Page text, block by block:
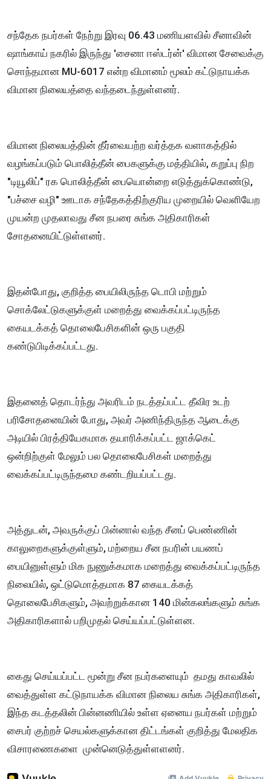
சந்தேக நபர்கள் நேற்று இரவு 06.43 மணியளவில் சீனாவின்
ஷாங்காய் நகரில் இருந்து 'சைனா ஈஸ்டர்ன்' விமான சேவைக்கு
சொந்தமான MU-6017 என்ற விமானம் மூலம் கட்டுநாயக்க
விமான நிலையத்தை வந்தடைந்துள்ளனர்.
விமான நிலையத்தின் தீர்வையற்ற வர்த்தக வளாகத்தில்
வழங்கப்படும் பொலித்தீன் பைகளுக்கு மத்தியில், கறுப்பு நிற
"டியூலிப்" ரக பொலித்தீன் பையொன்றை எடுத்துக்கொண்டு,
"பச்சை வழி" ஊடாக சந்தேகத்திற்குரிய முறையில் வெளியேற
முயன்ற முதலாவது சீன நபரை சுங்க அதிகாரிகள்
சோதனையிட்டுள்ளனர்.
இதன்போது, குறித்த பையிலிருந்த டொபி மற்றும்
சொக்லேட்டுகளுக்குள் மறைத்து வைக்கப்பட்டிருந்த
கையடக்கத் தொலைபேசிகளின் ஒரு பகுதி
கண்டுபிடிக்கப்பட்டது.
இதனைத் தொடர்ந்து அவரிடம் நடத்தப்பட்ட தீவிர உடற்
பரிசோதனையின் போது, அவர் அணிந்திருந்த ஆடைக்கு
அடியில் பிரத்தியேகமாக தயாரிக்கப்பட்ட ஜாக்கெட்
ஒன்றிற்குள் மேலும் பல தொலைபேசிகள் மறைத்து
வைக்கப்பட்டிருந்தமை கண்டறியப்பட்டது.
அத்துடன், அவருக்குப் பின்னால் வந்த சீனப் பெண்ணின்
காலுறைகளுக்குள்ளும், மற்றைய சீன நபரின் பயணப்
பையினுள்ளும் மிக நுணுக்கமாக மறைத்து வைக்கப்பட்டிருந்த
நிலையில், ஒட்டுமொத்தமாக 87 கையடக்கத்
தொலைபேசிகளும், அவற்றுக்கான 140 மின்கலங்களும் சுங்க
அதிகாரிகளால் பறிமுதல் செய்யப்பட்டுள்ளன.
கைது செய்யப்பட்ட மூன்று சீன நபர்களையும் தமது காவலில்
வைத்துள்ள கட்டுநாயக்க விமான நிலைய சுங்க அதிகாரிகள்,
இந்த கடத்தலின் பின்னணியில் உள்ள ஏனைய நபர்கள் மற்றும்
சைபர் குற்றச் செயல்களுக்கான திட்டங்கள் குறித்து மேலதிக
விசாரணைகளை முன்னெடுத்துள்ளளனர்.